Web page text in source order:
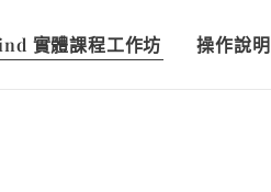
實體課程工作坊 操作說明